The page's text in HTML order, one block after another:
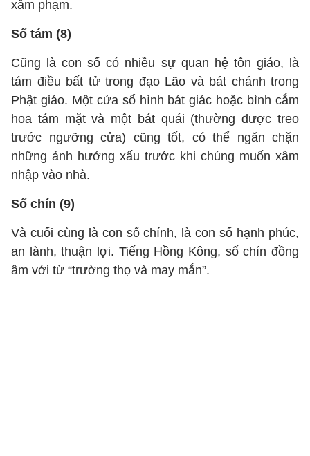
xâm phạm.
Số tám (8)
Cũng là con số có nhiều sự quan hệ tôn giáo, là
tám điều bất tử trong đạo Lão và bát chánh trong
Phật giáo. Một cửa sổ hình bát giác hoặc bình cắm
hoa tám mặt và một bát quái (thường được treo
trước ngưỡng cửa) cũng tốt, có thể ngăn chặn
những ảnh hưởng xấu trước khi chúng muốn xâm
nhập vào nhà.
Số chín (9)
Và cuối cùng là con số chính, là con số hạnh phúc,
an lành, thuận lợi. Tiếng Hồng Kông, số chín đồng
âm với từ “trường thọ và may mắn”.